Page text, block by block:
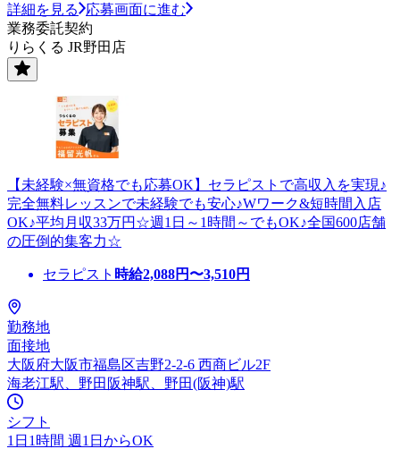
詳細を見る
応募画面に進む
業務委託契約
りらくる JR野田店
【未経験×無資格でも応募OK】セラピストで高収入を実現♪
完全無料レッスンで未経験でも安心♪Wワーク&短時間入店
OK♪平均月収33万円☆週1日～1時間～でもOK♪全国600店舗
の圧倒的集客力☆
セラピスト 時給2,088円〜3,510円
勤務地
面接地
大阪府大阪市福島区吉野2-2-6 西商ビル2F
海老江駅、野田阪神駅、野田(阪神)駅
シフト
1日1時間 週1日からOK